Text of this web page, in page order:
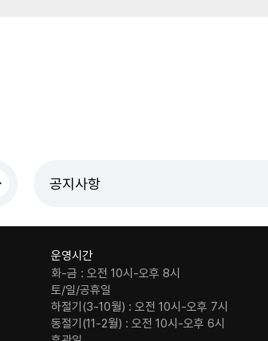
공지사항
운영시간
화-금 : 오전 10시-오후 8시
토/일/공휴일
하절기(3-10월) : 오전 10시-오후 7시
동절기(11-2월) : 오전 10시-오후 6시